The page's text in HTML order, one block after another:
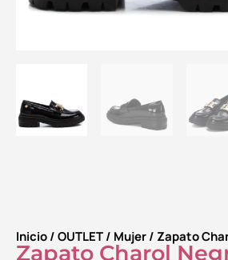
Inicio/OUTLET/ Mujer/ Zapato
Zapato Charol